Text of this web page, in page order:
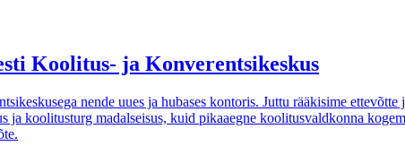
Koolitus- ja Konverentsikeskus
nende uues ja hubases kontoris. Juttu rääkisime
ja koolitusturg madalseisus, kuid pikaaegne koolitusvaldkonna